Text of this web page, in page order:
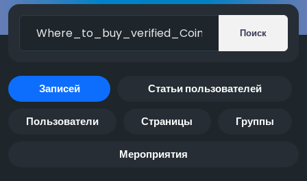
Поиск
Записей Статьи пользователей
Пользователи Страницы Группы
Мероприятия